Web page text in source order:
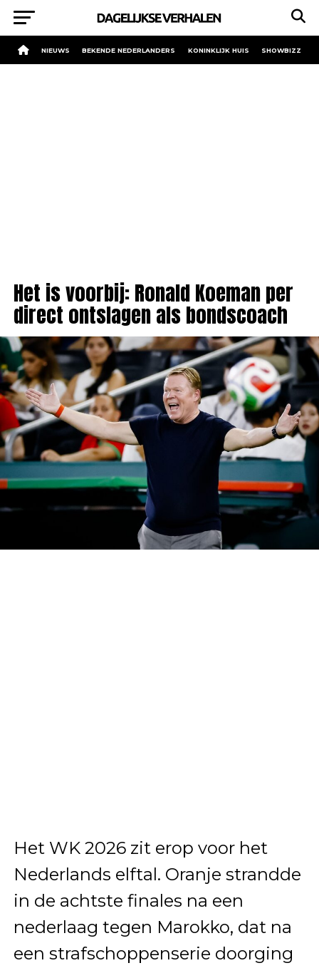
NIEUWS BEKENDE NEDERLANDERS KONINKLIJK HUIS SHOWBIZZ
Het is voorbij: Ronald Koeman per
direct ontslagen als bondscoach
Het WK 2026 zit erop voor het
Nederlands elftal. Oranje strandde
in de achtste finales na een
nederlaag tegen Marokko, dat na
een strafschoppenserie doorging